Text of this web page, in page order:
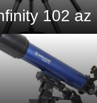
102 az